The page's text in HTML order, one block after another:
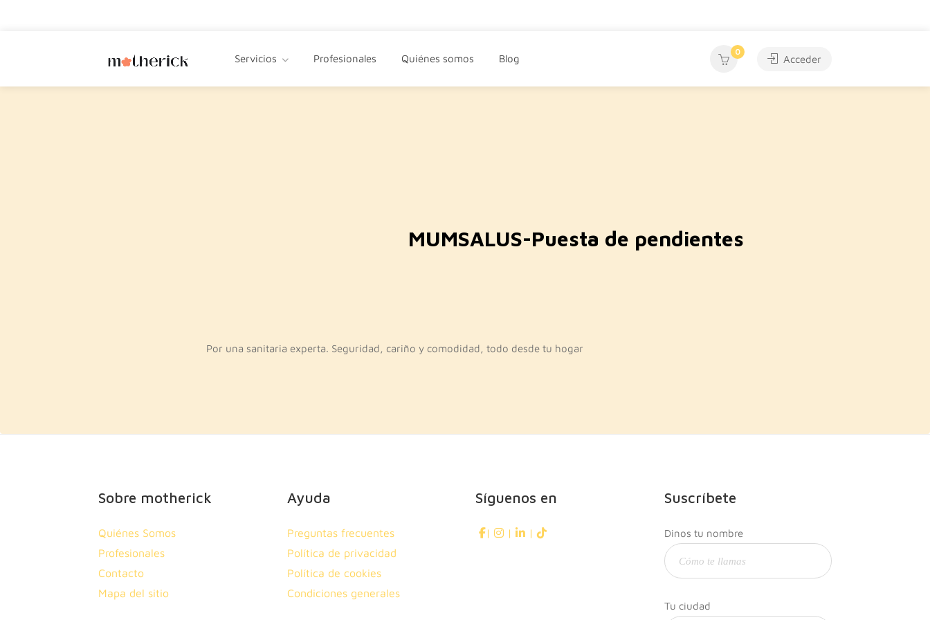
Servicios Profesionales Quiénes somos Blog
0
Acceder
MUMSALUS-Puesta de pendientes
Por una sanitaria experta. Seguridad, cariño y comodidad, todo desde tu hogar
Sobre motherick
Quiénes Somos
Profesionales
Contacto
Mapa del sitio
Ayuda
Preguntas frecuentes
Política de privacidad
Política de cookies
Condiciones generales
Síguenos en
| | |
Suscríbete
Dinos tu nombre
Tu ciudad